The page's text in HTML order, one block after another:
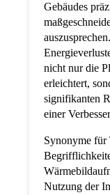
Gebäudes
nicht nur die
erleichtert,
signifikanten
einer
Synonyme für
Nutzung der